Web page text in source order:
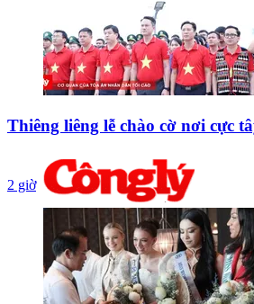
Thiêng liêng lễ chào cờ nơi cực
2 giờ